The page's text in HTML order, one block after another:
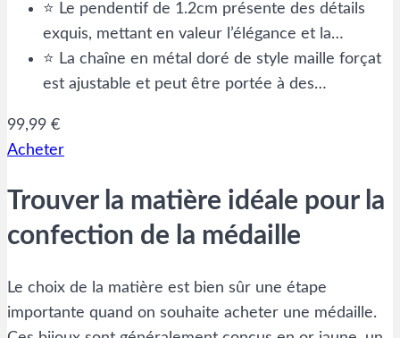
⭐ Le pendentif de 1.2cm présente des détails
exquis, mettant en valeur l’élégance et la…
⭐ La chaîne en métal doré de style maille forçat
est ajustable et peut être portée à des…
99,99 €
Acheter
Trouver la matière idéale pour la
confection de la médaille
Le choix de la matière est bien sûr une étape
importante quand on souhaite acheter une médaille.